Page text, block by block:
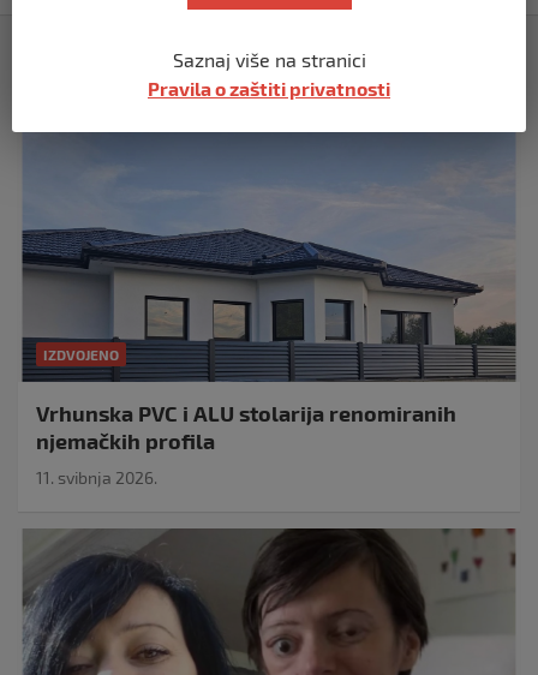
IZDVOJENO
Vrhunska PVC i ALU stolarija renomiranih
njemačkih profila
11. svibnja 2026.
Saznaj više na stranici
Pravila o zaštiti privatnosti